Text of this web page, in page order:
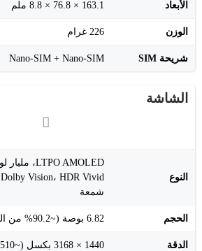
الأبعاد 163.1 × 76.8 × 8.8 ملم
الوزن 226 غرام
شريحة SIM Nano-SIM + Nano-SIM
الشاشة
النوع
شمعة
الحجم 6.82 بوصة (~90.2% من الواجهة الأمامية)
الدقة 1440 × 3168 بكسل (~510 بكسل لكل بوصة)